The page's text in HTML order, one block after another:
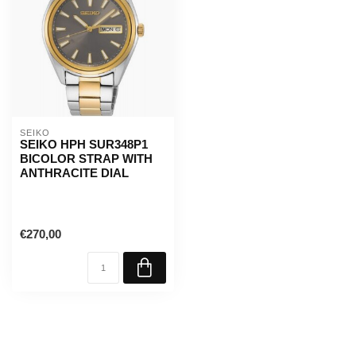
SEIKO
SEIKO HPH SUR348P1
BICOLOR STRAP WITH
ANTHRACITE DIAL
€270,00